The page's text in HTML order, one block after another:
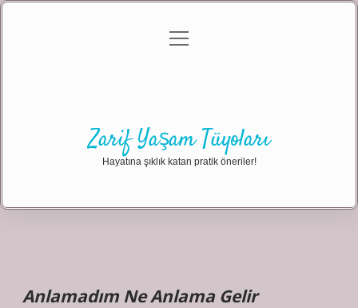
Gizlilik Politikası
menüyü
Zarif Yaşam Tüyoları
Hayatına şıklık katan pratik öneriler!
Anlamadım Ne Anlama Gelir